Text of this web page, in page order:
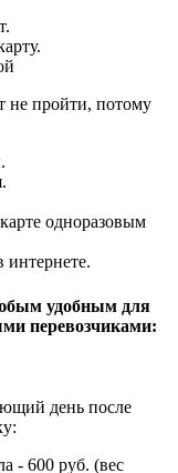
не пройти, потому
одноразовым
интернете.
удобным для
перевозчиками:
день после
- 600 руб. (вес